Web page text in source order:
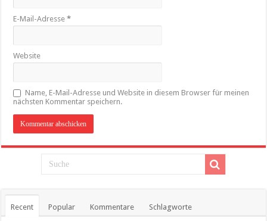
E-Mail-Adresse*
Website
Name, E-Mail-Adresse und Website in diesem Browser für meinen
nächsten Kommentar speichern.
Recent Popular Kommentare Schlagworte